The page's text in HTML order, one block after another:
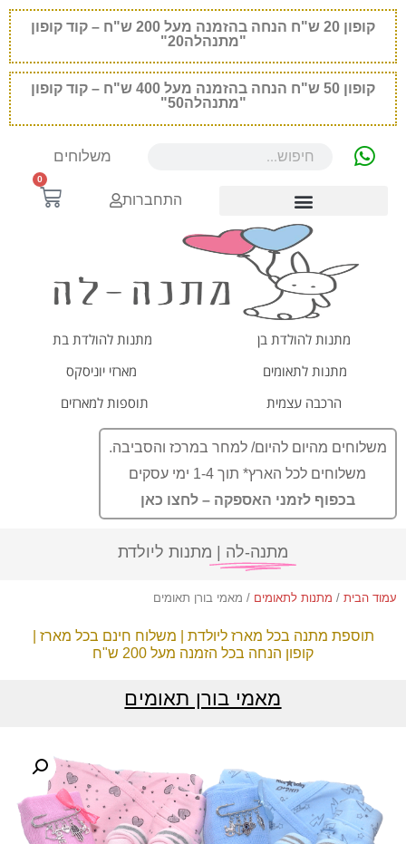
קופון 20
ש"ח הנחה בהזמנה מעל 200 ש"ח – קוד קופון
"מתנהלה20"
קופון 50
ש"ח הנחה בהזמנה מעל 400 ש"ח – קוד קופון
"מתנהלה50"
משלוחים
התחברות
0
מתנות להולדת בן
מתנות להולדת בת
מתנות לתאומים
מארזי יוניסקס
הרכבה עצמית
תוספות למארזים
משלוחים מהיום להיום/ למחר במרכז והסביבה.
משלוחים לכל הארץ* תוך 1-4 ימי עסקים
בכפוף לזמני האספקה – לחצו כאן
מתנה-לה | מתנות ליולדת
עמוד הבית / מתנות לתאומים / מאמי בורן תאומים
תוספת מתנה בכל מארז ליולדת | משלוח חינם בכל מארז |
קופון הנחה בכל הזמנה מעל 200 ש"ח
מאמי בורן תאומים